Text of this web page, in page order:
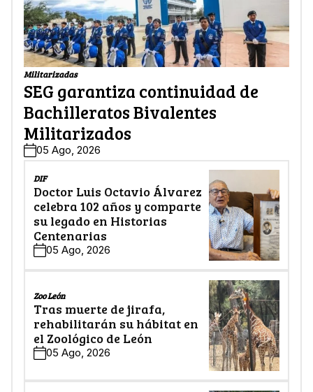
Militarizadas
SEG garantiza continuidad de
Bachilleratos Bivalentes
Militarizados
05 Ago, 2026
DIF
Doctor Luis Octavio Álvarez
celebra 102 años y comparte
su legado en Historias
Centenarias
05 Ago, 2026
Zoo León
Tras muerte de jirafa,
rehabilitarán su hábitat en
el Zoológico de León
05 Ago, 2026